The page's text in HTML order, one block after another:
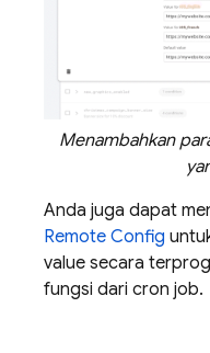
Menambahkan
Anda juga dapat
Remote Config
value secara
fungsi dari cron job.